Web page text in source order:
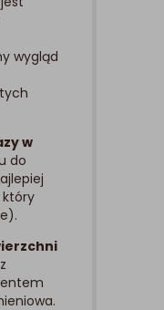
wygląd
w
do